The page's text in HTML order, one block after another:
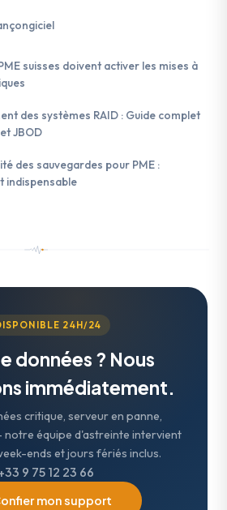
suisses doivent activer les mises à
des systèmes RAID : Guide complet
et JBOD
des sauvegardes pour PME :
indispensable
24H/24
données ? Nous
immédiatement.
critique, serveur en panne,
notre équipe d'astreinte intervient
ends et jours fériés inclus.
9 75 12 23 66
mon support